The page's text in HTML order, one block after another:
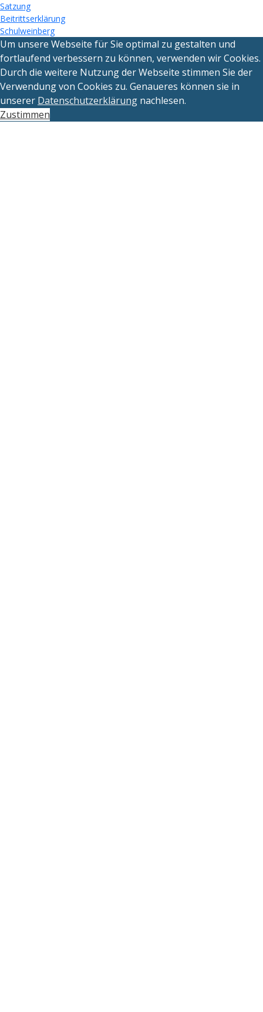
Satzung
Beitrittserklärung
Schulweinberg
Um unsere Webseite für Sie optimal zu gestalten und
fortlaufend verbessern zu können, verwenden wir Cookies.
Durch die weitere Nutzung der Webseite stimmen Sie der
Verwendung von Cookies zu. Genaueres können sie in
unserer Datenschutzerklärung nachlesen.
Zustimmen